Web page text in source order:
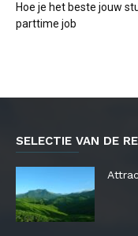
Hoe je het beste jouw
parttime job
SELECTIE VAN DE